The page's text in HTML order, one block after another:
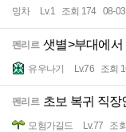
밍차 Lv.1 조회 174 08-03
펜리르 샛별>부대에서
유우나기 Lv.76 조회
펜리르 초보 복귀 직장
모험가길드 Lv.77 조